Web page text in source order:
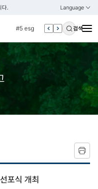
다. Language
열기
KOREAN
ENGLISH
#5 esg
#6 빈곤
#1 경제
#7 un
검색
포식 개최